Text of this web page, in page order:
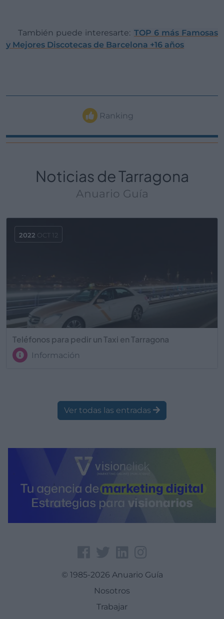
También puede interesarte: TOP 6 más Famosas
y Mejores Discotecas de Barcelona +16 años
Ranking
Noticias de Tarragona
Anuario Guía
Teléfonos para pedir un Taxi en Tarragona
Información
2022 OCT 12
Ver todas las entradas
© 1985-2026 Anuario Guía
Nosotros
Trabajar